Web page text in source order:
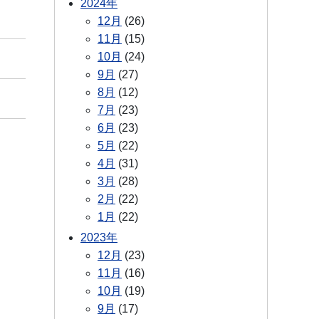
2024年
12月 (26)
11月 (15)
10月 (24)
9月 (27)
8月 (12)
7月 (23)
6月 (23)
5月 (22)
4月 (31)
3月 (28)
2月 (22)
1月 (22)
2023年
12月 (23)
11月 (16)
10月 (19)
9月 (17)